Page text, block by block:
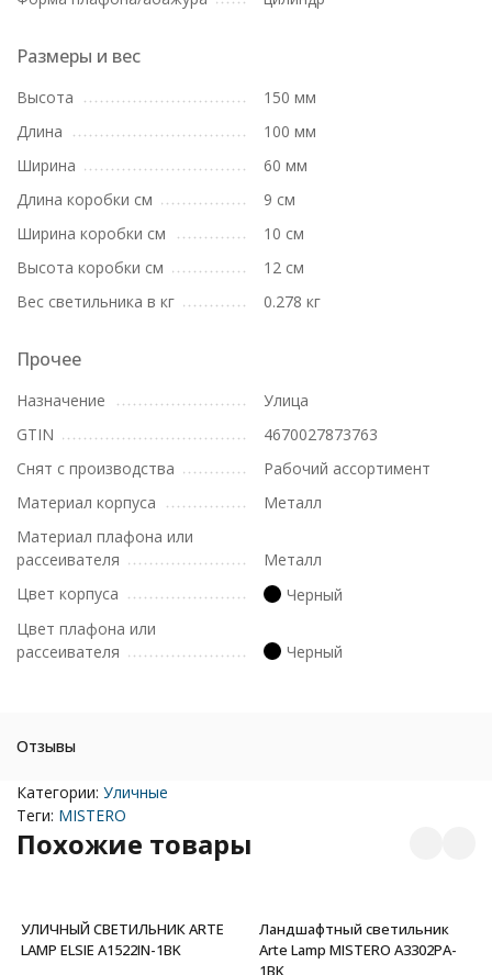
Размеры и вес
Высота
150 мм
Длина
100 мм
Ширина
60 мм
Длина коробки см
9 см
Ширина коробки см
10 см
Высота коробки см
12 см
Вес светильника в кг
0.278 кг
Прочее
Назначение
Улица
GTIN
4670027873763
Снят с производства
Рабочий ассортимент
Материал корпуса
Металл
Материал плафона или
рассеивателя
Металл
Цвет корпуса
Черный
Цвет плафона или
рассеивателя
Черный
Отзывы
Категории: Уличные
Теги: MISTERO
Похожие товары
УЛИЧНЫЙ СВЕТИЛЬНИК ARTE
LAMP ELSIE A1522IN-1BK
Ландшафтный светильник
Arte Lamp MISTERO A3302PA-
1BK